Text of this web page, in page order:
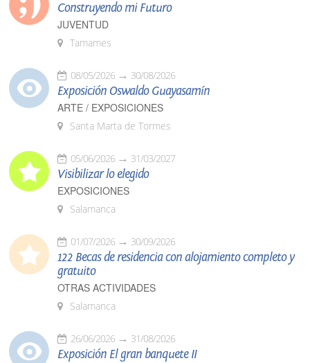
Construyendo mi Futuro
JUVENTUD
Tamames
08/05/2026 30/08/2026
Exposición Oswaldo Guayasamín
ARTE / EXPOSICIONES
Santa Marta de Tormes
05/06/2026 31/03/2027
Visibilizar lo elegido
EXPOSICIONES
Salamanca
01/07/2026 30/09/2026
122 Becas de residencia con alojamiento completo y
gratuito
OTRAS ACTIVIDADES
Salamanca
26/06/2026 31/08/2026
Exposición El gran banquete II